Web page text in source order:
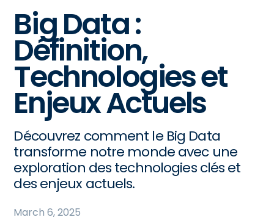
Big Data :
Définition,
Technologies et
Enjeux Actuels
Découvrez comment le Big Data
transforme notre monde avec une
exploration des technologies clés et
des enjeux actuels.
March 6, 2025